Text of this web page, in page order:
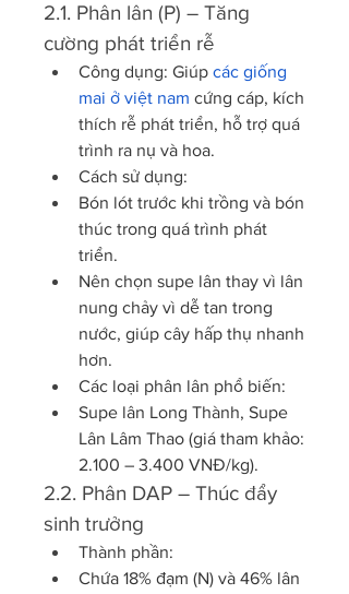
2.1. Phân lân (P) – Tăng
cường phát triển rễ
Công dụng: Giúp các giống
mai ở việt nam cứng cáp, kích
thích rễ phát triển, hỗ trợ quá
trình ra nụ và hoa.
Cách sử dụng:
Bón lót trước khi trồng và bón
thúc trong quá trình phát
triển.
Nên chọn supe lân thay vì lân
nung chảy vì dễ tan trong
nước, giúp cây hấp thụ nhanh
hơn.
Các loại phân lân phổ biến:
Supe lân Long Thành, Supe
Lân Lâm Thao (giá tham khảo:
2.100 – 3.400 VNĐ/kg).
2.2. Phân DAP – Thúc đẩy
sinh trưởng
Thành phần:
Chứa 18% đạm (N) và 46% lân